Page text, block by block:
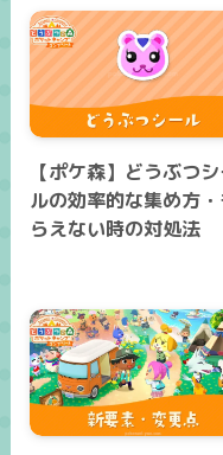
【ポケ森】どうぶつ
ルの効率的な集め方・
らえない時の対処法